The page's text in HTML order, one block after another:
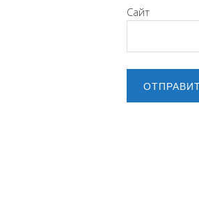
Сайт